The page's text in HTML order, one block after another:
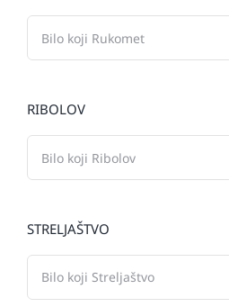
RIBOLOV
STRELJAŠTVO